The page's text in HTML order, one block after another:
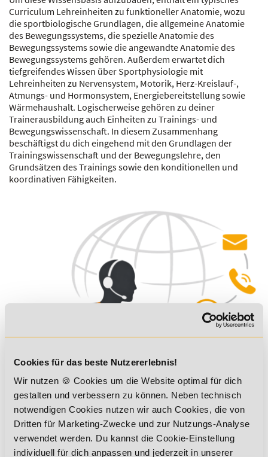
Cookies für das beste Nutzererlebnis!
Wir nutzen 🍪 Cookies um die Website optimal für dich
gestalten und verbessern zu können. Neben technisch
notwendigen Cookies nutzen wir auch Cookies, die von
Dritten für Marketing-Zwecke und zur Nutzungs-Analyse
verwendet werden. Du kannst die Cookie-Einstellung
individuell für dich anpassen und jederzeit in unserer
Curriculum Lehreinheiten zu funktioneller Anatomie, wozu
die sportbiologische Grundlagen, die allgemeine Anatomie
des Bewegungssystems, die spezielle Anatomie des
Bewegungssystems sowie die angewandte Anatomie des
Bewegungssystems gehören. Außerdem erwartet dich
tiefgreifendes Wissen über Sportphysiologie mit
Lehreinheiten zu Nervensystem, Motorik, Herz-Kreislauf-,
Atmungs- und Hormonsystem, Energiebereitstellung sowie
Wärmehaushalt. Logischerweise gehören zu deiner
Trainerausbildung auch Einheiten zu Trainings- und
Bewegungswissenschaft. In diesem Zusammenhang
beschäftigst du dich eingehend mit den Grundlagen der
Trainingswissenschaft und der Bewegungslehre, den
Grundsätzen des Trainings sowie den konditionellen und
koordinativen Fähigkeiten.
Können wir dich unterstützen?
Deine persönliche Bildungsberatung ist gerne für Dich da!
Telefon:49 7191-22987-0
Termin Rückruf